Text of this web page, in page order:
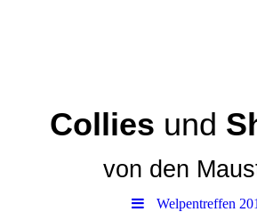
Collies und
von den
Welpentreffen